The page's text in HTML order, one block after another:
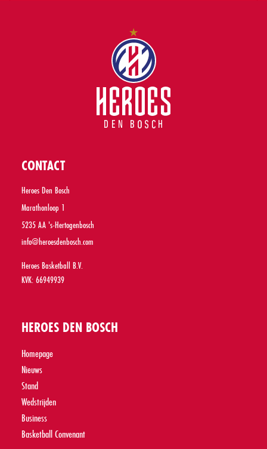
CONTACT
Heroes Den Bosch
Marathonloop 1
5235 AA 's-Hertogenbosch
info@heroesdenbosch.com
Heroes Basketball B.V.
KVK: 66949939
HEROES DEN BOSCH
Homepage
Nieuws
Stand
Wedstrijden
Business
Basketball Convenant